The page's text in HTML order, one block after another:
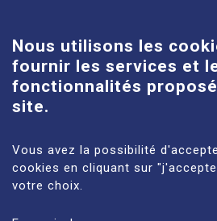
Site Louise-Michel
61 route de Châteaugay, 63118
En savoir plus
Nous utilisons les
fournir les services et
fonctionnalités
site.
Vous avez la possibilité
cookies en cliquant sur
votre choix.